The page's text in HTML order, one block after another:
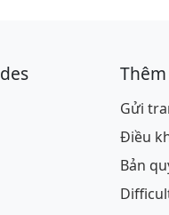
Gửi
Điều
Bản